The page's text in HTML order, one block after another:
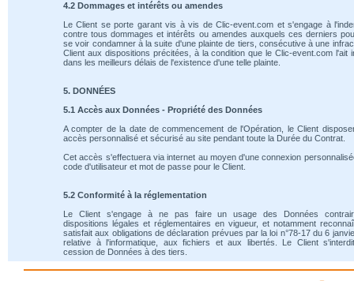
4.2 Dommages et intérêts ou amendes
Le Client se porte garant vis à vis de Clic-event.com et s'engage à
contre tous dommages et intérêts ou amendes auxquels ces derniers
se voir condamner à la suite d'une plainte de tiers, consécutive à une
Client aux dispositions précitées, à la condition que le Clic-event.com l'ait
dans les meilleurs délais de l'existence d'une telle plainte.
5. DONNÉES
5.1 Accès aux Données - Propriété des Données
A compter de la date de commencement de l'Opération, le Client
accès personnalisé et sécurisé au site pendant toute la Durée du Contrat.
Cet accès s'effectuera via internet au moyen d'une connexion
code d'utilisateur et mot de passe pour le Client.
5.2 Conformité à la réglementation
Le Client s'engage à ne pas faire un usage des Données
dispositions légales et réglementaires en vigueur, et notamment
satisfait aux obligations de déclaration prévues par la loi n°78-17 du 6
relative à l'informatique, aux fichiers et aux libertés. Le Client
cession de Données à des tiers.